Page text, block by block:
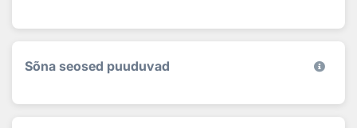
Sõna seosed puuduvad